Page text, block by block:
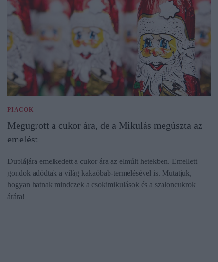
PIACOK
Megugrott a cukor ára, de a Mikulás megúszta az
emelést
Duplájára emelkedett a cukor ára az elmúlt hetekben. Emellett
gondok adódtak a világ kakaóbab-termelésével is. Mutatjuk,
hogyan hatnak mindezek a csokimikulások és a szaloncukrok
árára!